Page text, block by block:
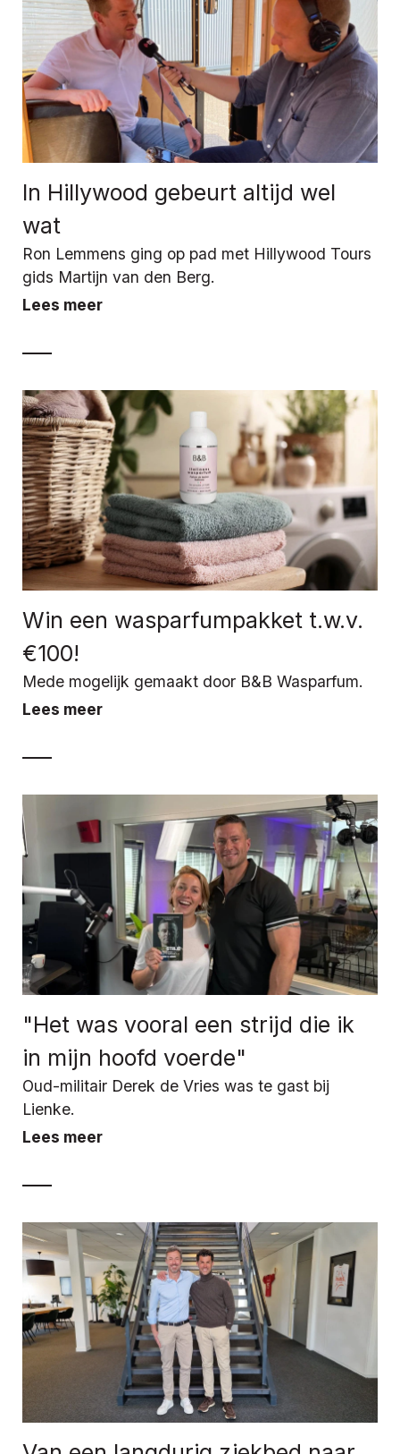
In Hillywood gebeurt altijd wel
wat
Ron Lemmens ging op pad met Hillywood Tours
gids Martijn van den Berg.
Lees meer
Win een wasparfumpakket t.w.v.
€100!
Mede mogelijk gemaakt door B&B Wasparfum.
Lees meer
"Het was vooral een strijd die ik
in mijn hoofd voerde"
Oud-militair Derek de Vries was te gast bij
Lienke.
Lees meer